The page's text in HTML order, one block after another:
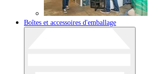
Boîtes et accessoires d'emballage